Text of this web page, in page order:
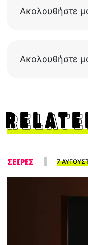
Ακολουθήστε
Ακολουθήστε
ΣΕΙΡΕΣ 7